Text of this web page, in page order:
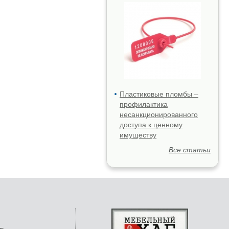
Пластиковые пломбы –
профилактика
несанкционированного
доступа к ценному
имуществу
Все статьи